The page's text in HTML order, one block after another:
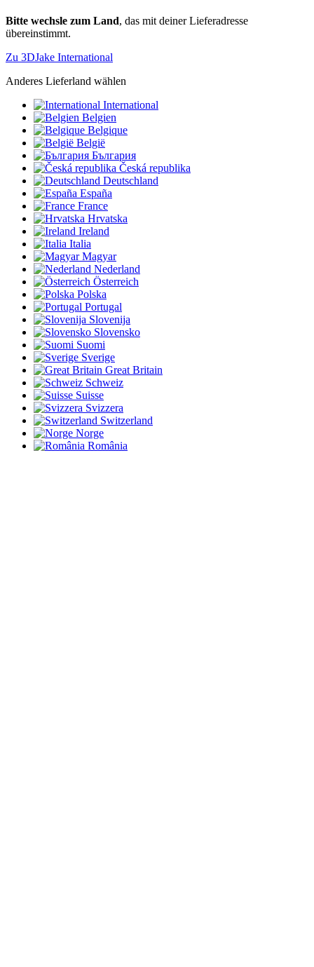
Bitte wechsle zum Land, das mit deiner Lieferadresse
übereinstimmt.
Zu 3DJake International
Anderes Lieferland wählen
International
Belgien
Belgique
België
България
Česká republika
Deutschland
España
France
Hrvatska
Ireland
Italia
Magyar
Nederland
Österreich
Polska
Portugal
Slovenija
Slovensko
Suomi
Sverige
Great Britain
Schweiz
Suisse
Svizzera
Switzerland
Norge
România